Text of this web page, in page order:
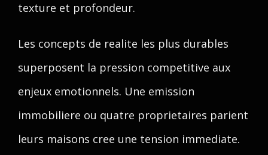
texture et profondeur.
Les concepts de realite les plus durables
superposent la pression competitive aux
enjeux emotionnels. Une emission
immobiliere ou quatre proprietaires parient
leurs maisons cree une tension immediate.